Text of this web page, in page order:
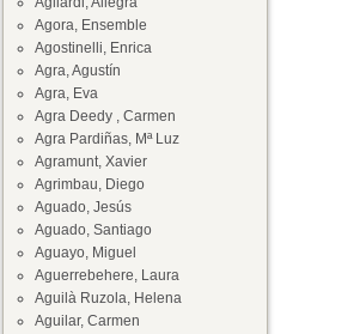
Agora, Ensemble
Agostinelli, Enrica
Agra, Agustín
Agra, Eva
Agra Deedy , Carmen
Agra Pardiñas, Mª Luz
Agramunt, Xavier
Agrimbau, Diego
Aguado, Jesús
Aguado, Santiago
Aguayo, Miguel
Aguerrebehere, Laura
Aguilà Ruzola, Helena
Aguilar, Carmen